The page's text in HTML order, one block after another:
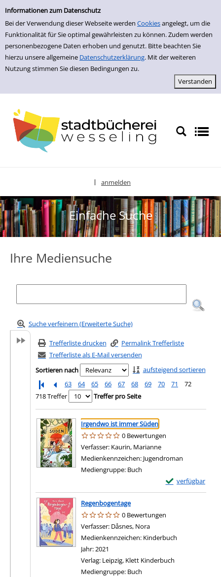
Informationen zum Datenschutz
Bei der Verwendung dieser Webseite werden Cookiesangelegt, um die
Funktionalität für Sie optimal gewährleisten zu können. Zudem werden
personenbezogene Daten erhoben und genutzt. Bitte beachten Sie
hierzu unsere allgemeine Datenschutzerklärung. Mit der weiteren
Nutzung stimmen Sie diesen Bedingungen zu.
zur Navigation springen
zum Inhalt springen
Zu den Suchfiltern springen
Zur Trefferliste springen
anmelden
Einfache Suche
Ihre Mediensuche
Suche verfeinern (Erweiterte Suche)
Trefferliste drucken
Permalink Trefferliste
Trefferliste als E-Mail versenden
Sortieren nach
aufsteigend sortieren
63
64 65 66 67 68 69 70 71
72
718 Treffer
Treffer pro Seite
Suchergebnis
Zu den Suchfiltern springen
Irgendwo ist immer Süden
0 Bewertungen
Verfasser: Kaurin, Marianne
Medienkennzeichen: Jugendroman
Mediengruppe: Buch
verfügbar
Exemplar-
Regenbogentage
0 Bewertungen
Verfasser: Dåsnes, Nora
Medienkennzeichen: Kinderbuch
Jahr:2021
Verlag: Leipzig, Klett Kinderbuch
Mediengruppe: Buch